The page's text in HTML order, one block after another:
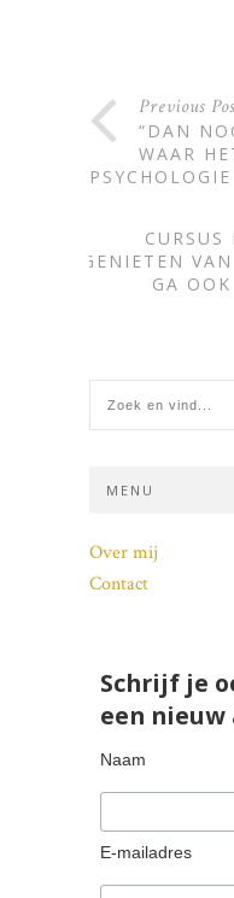
Previous
“DAN
WAAR
CURSUS
GENIETEN
GA
MENU
Over mij
Contact
Schrijf je
een
Naam
E-mailadres